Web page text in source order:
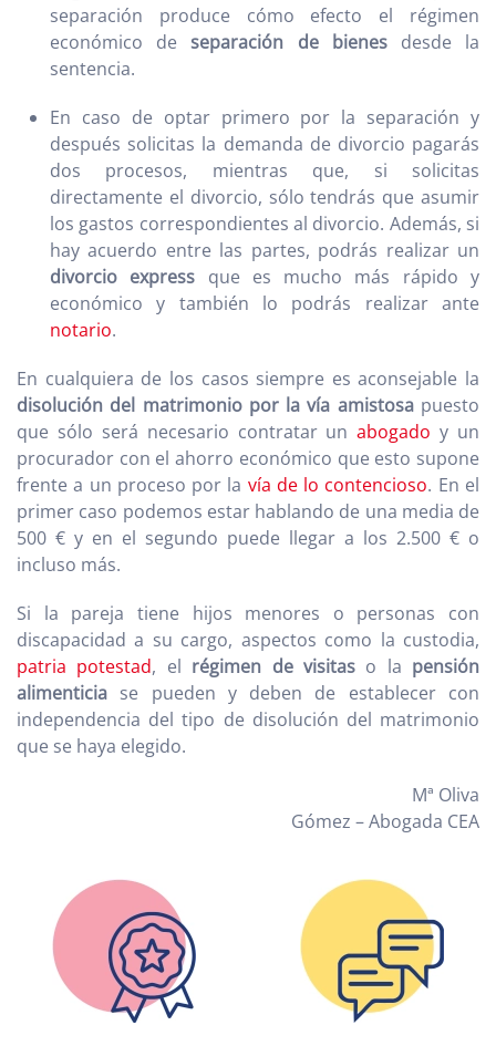
separación produce cómo efecto el régimen
económico deseparación de bienesdesde la
sentencia.
En caso de optar primero por la separación y
después solicitas la demanda de divorcio pagarás
dos procesos, mientras que, si solicitas
directamente el divorcio, sólo tendrás que asumir
los gastos correspondientes al divorcio. Además, si
hay acuerdo entre las partes, podrás realizar un
divorcio express que es mucho más rápido y
económico y también lo podrás realizar ante
notario.
En cualquiera de los casos siempre es aconsejable la
disolución del matrimonio por la vía amistosapuesto
que sólo será necesario contratar unabogado y un
procurador con el ahorro económico que esto supone
frente a un proceso por la vía de lo contencioso. En el
primer caso podemos estar hablando de una media de
500 € y en el segundo puede llegar a los 2.500 € o
incluso más.
Si la pareja tiene hijos menores o personas con
discapacidad a su cargo, aspectos como la custodia,
patria potestad, el régimen de visitaso la pensión
alimenticia se pueden y deben de establecer con
independencia del tipo de disolución del matrimonio
que se haya elegido.
Mª Oliva
Gómez – Abogada CEA